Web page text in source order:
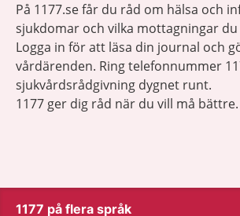
På 1177.se får du råd om hälsa och
sjukdomar och vilka mottagningar
Logga in för att läsa din journal och
vårdärenden. Ring telefonnummer
sjukvårdsrådgivning dygnet runt.
1177 ger dig råd när du vill må bättre.
1177 på flera språk